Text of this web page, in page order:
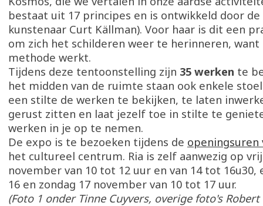
bestaat uit 17 principes en is ontwikkeld door de
kunstenaar Curt Källman). Voor haar is dit een
om zich het schilderen weer te herinneren, want
methode werkt.
Tijdens deze tentoonstelling zijn 35 werken te
het midden van de ruimte staan ook enkele
een stilte de werken te bekijken, te laten
gerust zitten en laat jezelf toe in stilte te
werken in je op te nemen.
De expo is te bezoeken tijdens de openingsuren
het cultureel centrum. Ria is zelf aanwezig op
november van 10 tot 12 uur en van 14 tot 16u30,
16 en zondag 17 november van 10 tot 17 uur.
(Foto 1 onder Tinne Cuyvers, overige foto's Robert